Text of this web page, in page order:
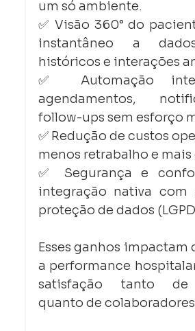
um só ambiente.
✅ Visão 360° do
instantâneo a
históricos e interações
✅ Automação
agendamentos,
follow-ups sem esforço
✅ Redução de custos
menos retrabalho e
✅ Segurança e
integração nativa com
proteção de dados
Esses ganhos impactam
a performance
satisfação tanto de
quanto de